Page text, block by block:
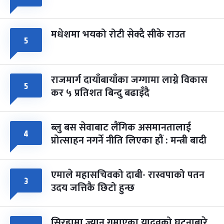
५ मधेशमा भयको रोटी सेक्दै सीके राउत
५ राजमार्ग दायाँबायाँका जग्गामा लाग्ने विकास
कर ५ प्रतिशत बिन्दु बढाइँदै
४ ब्लु बस सेवाबाट लैंगिक असमानतालाई
प्रोत्साहन नगर्ने नीति लिएका हौं : मन्त्री बादी
३ एमाले महासचिवको दाबी- रास्वपाको पतन
उदय जत्तिकै छिटो हुन्छ